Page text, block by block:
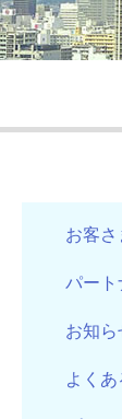
お客
パート
お知ら
よくあ